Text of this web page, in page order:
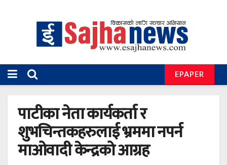
EPAPER
पाटीका नेता कार्यकर्ता र
शुभचिन्तकहरुलाई भ्रममा नपर्न
माओवादी केन्द्रको आग्रह